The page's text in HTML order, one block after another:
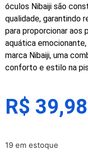
óculos Nibaiji são
qualidade, garantindo
para proporcionar aos
aquática
marca Nibaiji, uma
conforto e estilo na
R$ 39,98
19 em estoque